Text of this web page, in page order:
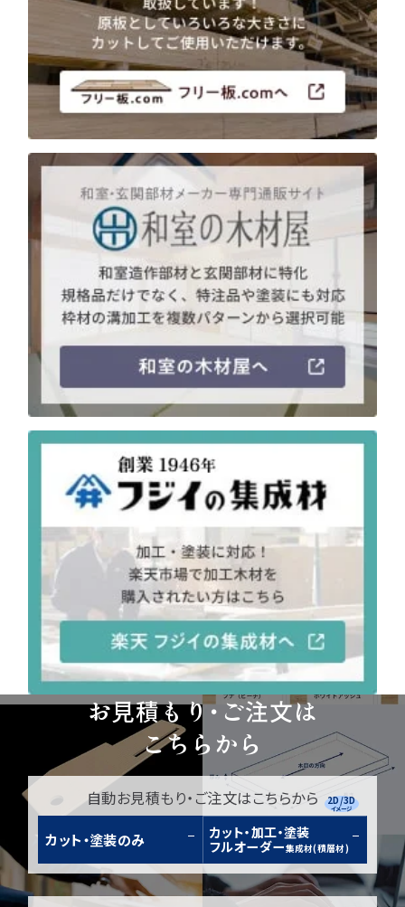
お見積もり・ご注文は
こちらから
自動お見積もり・ご注文はこちらから
カット・塗装のみ
カット・加工・塗装
フルオーダー集成材(積層材)
2D/3D
イメージ